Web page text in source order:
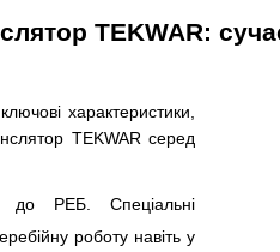
TEKWAR:
характеристики,
TEKWAR серед
до РЕБ. Спеціальні
роботу навіть у